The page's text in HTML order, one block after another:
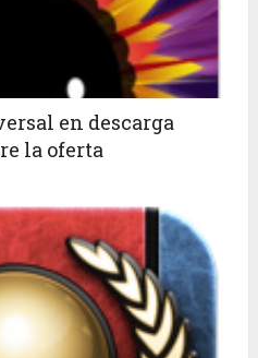
en descarga
la oferta